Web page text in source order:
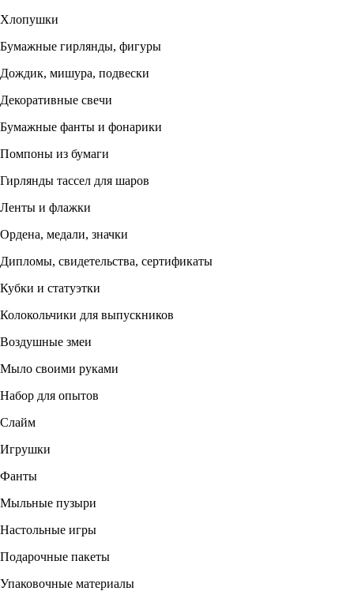
Хлопушки
Бумажные гирлянды, фигуры
Дождик, мишура, подвески
Декоративные свечи
Бумажные фанты и фонарики
Помпоны из бумаги
Гирлянды тассел для шаров
Ленты и флажки
Ордена, медали, значки
Дипломы, свидетельства, сертификаты
Кубки и статуэтки
Колокольчики для выпускников
Воздушные змеи
Мыло своими руками
Набор для опытов
Слайм
Игрушки
Фанты
Мыльные пузыри
Настольные игры
Подарочные пакеты
Упаковочные материалы